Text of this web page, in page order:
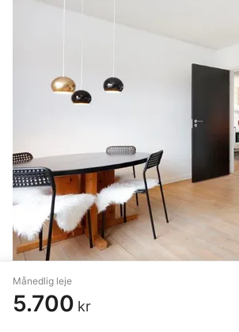
Månedlig leje
5.700 kr